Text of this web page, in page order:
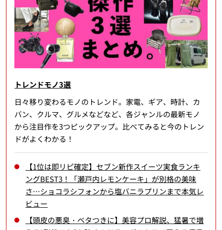
トレンドモノ3選
日々移り変わるモノのトレンド。家電、ギア、時計、カ
バン、クルマ、グルメなどなど、各ジャンルの最新モノ
から注目作を3つピックアップ。比べてみると今のトレン
ドがよくわかる！
【1位は即リピ確定】セブン新作スイーツ実食ランキ
ングBEST3！「瀬戸内レモンケーキ」が別格の美味
さ…ショコラシフォンから塩バニラプリンまで本気レ
ビュー
【頭皮の悪臭・ベタつきに】美容プロ解説、猛暑で増